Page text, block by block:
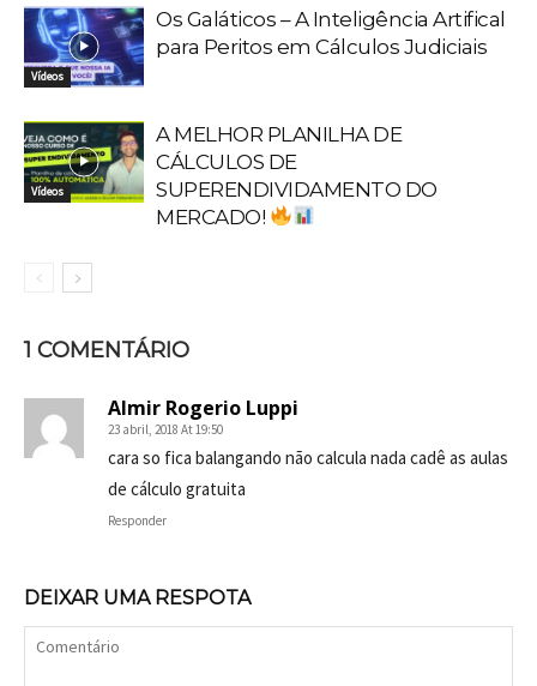
Vídeos
Os Galáticos – A Inteligência Artifical
para Peritos em Cálculos Judiciais
Vídeos
A MELHOR PLANILHA DE
CÁLCULOS DE
SUPERENDIVIDAMENTO DO
MERCADO!
1 COMENTÁRIO
Almir Rogerio Luppi
23 abril, 2018 At 19:50
cara so fica balangando não calcula nada cadê as aulas
de cálculo gratuita
Responder
DEIXAR UMA RESPOTA